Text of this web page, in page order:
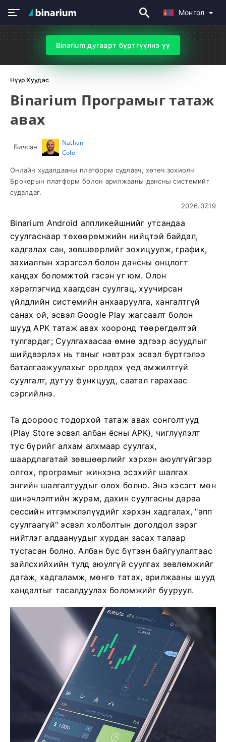
Монгол
Binarium дугаарт бүртгүүлнэ үү
Нүүр Хуудас
Binarium Програмыг татаж
авах
Бичсэн
Nathan
Cole
Онлайн худалдааны платформ судлаач, хөтөч зохиолч
Брокерын платформ болон арилжааны дансны системийг
судалдаг.
2026.07.19
Binarium Android аппликейшнийг утсандаа
суулгаснаар төхөөрөмжийн нийцтэй байдал,
хадгалах сан, зөвшөөрлийг зохицуулж, график,
захиалгын хэрэгсэл болон дансны онцлогт
хандах боломжтой гэсэн үг юм. Олон
хэрэглэгчид хаагдсан суулгац, хуучирсан
үйлдлийн системийн анхааруулга, хангалтгүй
санах ой, эсвэл Google Play жагсаалт болон
шууд APK татаж авах хооронд төөрөгдөлтэй
тулгардаг; Суулгахаасаа өмнө эдгээр асуудлыг
шийдвэрлэх нь таныг нэвтрэх эсвэл бүртгэлээ
баталгаажуулахыг оролдох үед амжилтгүй
суулгалт, дутуу функцууд, саатал гарахаас
сэргийлнэ.
Та доороос тодорхой татаж авах сонголтууд
(Play Store эсвэл албан ёсны APK), чиглүүлэлт
тус бүрийг алхам алхмаар суулгах,
шаардлагатай зөвшөөрлийг хэрхэн аюулгүйгээр
олгох, програмыг жинхэнэ эсэхийг шалгах
энгийн шалгалтуудыг олох болно. Энэ хэсэгт мөн
шинэчлэлтийн журам, дахин суулгасны дараа
сессийн итгэмжлэлүүдийг хэрхэн хадгалах, "апп
суулгаагүй" эсвэл холболтын доголдол зэрэг
нийтлэг алдаануудыг хурдан засах талаар
тусгасан болно. Албан бус бүтээн байгуулалтаас
зайлсхийхийн тулд аюулгүй суулгах зөвлөмжийг
дагаж, хадгаламж, мөнгө татах, арилжааны шууд
хандалтыг тасалдуулах боломжийг бууруул.